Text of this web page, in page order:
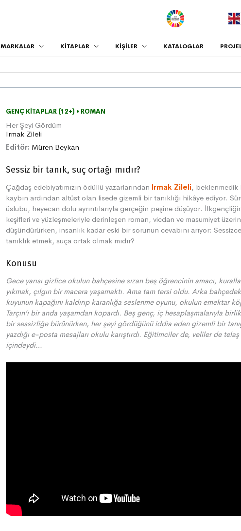
.
MARKALAR KİTAPLAR KİŞİLER KATALOGLAR
GENÇ KITAPLAR (12+) • ROMAN
Her Şeyi Gördüm
Irmak Zileli
Editör: Müren Beykan
Sessiz bir tanık, suç ortağı mıdır?
Çağdaş edebiyatımızın ödüllü yazarlarından Irmak Zileli, beklenmedik
kaybın ardından altüst olan lisede gizemli bir tanıklığı hikâye ediyor.
üslubu, heyecan dolu ayrıntılarıyla gerçeğin peşine düşüyor.
keşifleri ve yüzleşmeleriyle derinleşen roman, vicdan ve masumiyet
düşündürürken, insanlık kadar eski bir sorunun cevabını arıyor: Sessizce
tanıklık etmek, suça ortak olmak mıdır?
Konusu
Gece yarısı gizlice okulun bahçesine sızan beş öğrencinin amacı,
yıkmak, çılgın bir macera yaşamaktı. Ama tam tersi oldu. Arka
kuyunun kapağını kaldırıp karanlığa seslenme oyunu, okulun emektar
Tarçın’ı bir anda yaşamdan kopardı. Beş genç, iç hesaplaşmalarıyla
bir sessizliğe bürünürken, her şeyi gördüğünü iddia eden gizemli bir
yazdığı e-posta mesajları okulu karıştırdı. Eğitimciler de, veliler de telaş
içindeydi…